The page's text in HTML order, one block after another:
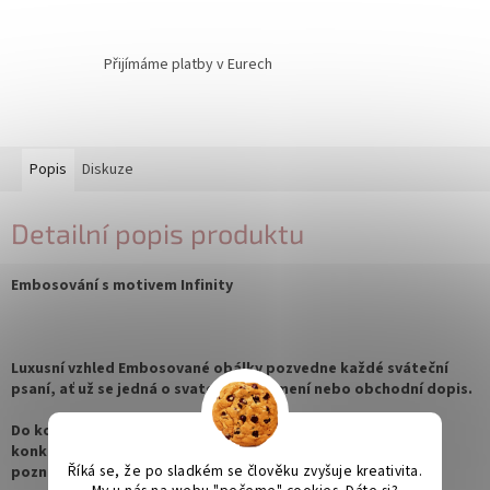
Říká se, že po sladkém se člověku zvyšuje kreativita.
Přijímáme platby v Eurech
Popis Diskuze
Detailní popis produktu
Embosování s motivem Infinity
Luxusní vzhled Embosované obálky pozvedne každé sváteční
psaní, ať už se jedná o svatební oznámení nebo obchodní dopis.
Do košíku vložíte obálky a přidáte počet kusů embosování
konkrétního motivu, v případě kombinací zanechte prosím
poznámku v objednávce.